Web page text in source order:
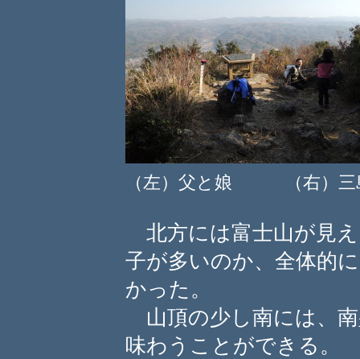
（左）父と娘 （右）三
北方には富士山が見
子が多いのか、全体的
かった。
山頂の少し南には、
味わうことができる。